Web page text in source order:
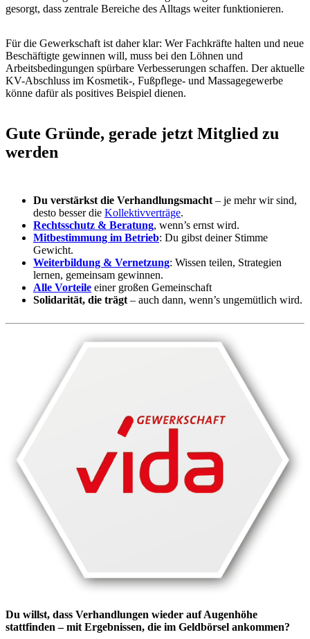
gesorgt, dass zentrale Bereiche des Alltags weiter funktionieren.
Für die Gewerkschaft ist daher klar: Wer Fachkräfte halten und neue
Beschäftigte gewinnen will, muss bei den Löhnen und
Arbeitsbedingungen spürbare Verbesserungen schaffen. Der aktuelle
KV-Abschluss im Kosmetik-, Fußpflege- und Massagegewerbe
könne dafür als positives Beispiel dienen.
Gute Gründe, gerade jetzt Mitglied zu
werden
Du verstärkst die Verhandlungsmacht – je mehr wir sind,
desto besser die Kollektivverträge.
Rechtsschutz & Beratung, wenn’s ernst wird.
Mitbestimmung im Betrieb: Du gibst deiner Stimme
Gewicht.
Weiterbildung & Vernetzung: Wissen teilen, Strategien
lernen, gemeinsam gewinnen.
Alle Vorteile einer großen Gemeinschaft
Solidarität, die trägt – auch dann, wenn’s ungemütlich wird.
Du willst, dass Verhandlungen wieder auf Augenhöhe
stattfinden – mit Ergebnissen, die im Geldbörsel ankommen?